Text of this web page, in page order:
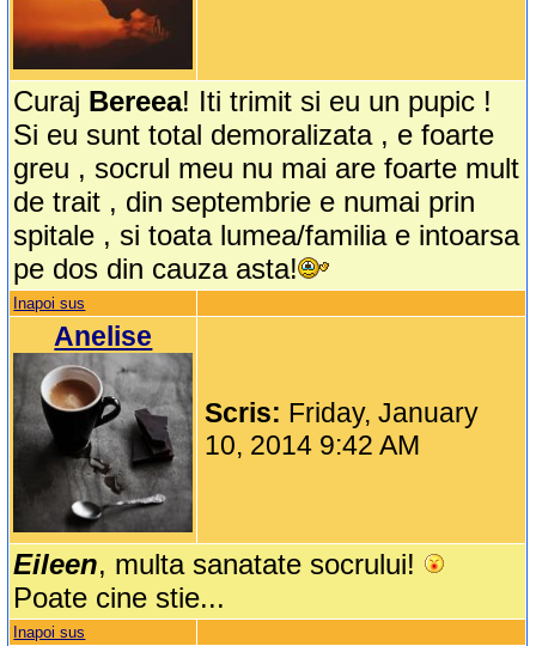
Curaj Bereea! Iti trimit si eu un pupic !
Si eu sunt total demoralizata , e foarte
greu , socrul meu nu mai are foarte mult
de trait , din septembrie e numai prin
spitale , si toata lumea/familia e intoarsa
pe dos din cauza asta!
Inapoi sus
Anelise
Scris: Friday, January
10, 2014 9:42 AM
Eileen, multa sanatate socrului!
Poate cine stie...
Inapoi sus